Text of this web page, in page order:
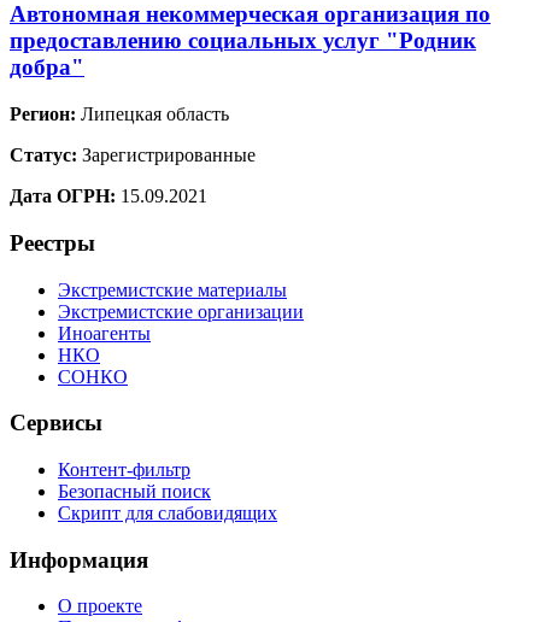
Автономная некоммерческая организация по
предоставлению социальных услуг "Родник
добра"
Регион: Липецкая область
Статус: Зарегистрированные
Дата ОГРН: 15.09.2021
Реестры
Экстремистские материалы
Экстремистские организации
Иноагенты
НКО
СОНКО
Сервисы
Контент-фильтр
Безопасный поиск
Скрипт для слабовидящих
Информация
О проекте